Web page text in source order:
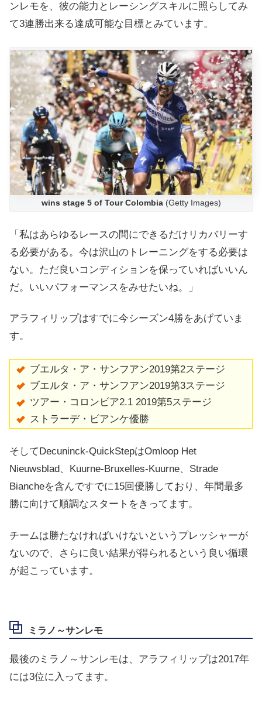
ンレモを、彼の能力とレーシングスキルに照らしてみ
て3連勝出来る達成可能な目標とみています。
wins stage 5 of Tour Colombia(Getty Images)
「私はあらゆるレースの間にできるだけリカバリーす
る必要がある。今は沢山のトレーニングをする必要は
ない。ただ良いコンディションを保っていればいいん
だ。いいパフォーマンスをみせたいね。」
アラフィリップはすでに今シーズン4勝をあげていま
す。
ブエルタ・ア・サンフアン2019第2ステージ
ブエルタ・ア・サンフアン2019第3ステージ
ツアー・コロンビア2.1 2019第5ステージ
ストラーデ・ビアンケ優勝
そしてDecuninck-QuickStepはOmloop Het
Nieuwsblad、Kuurne-Bruxelles-Kuurne、Strade
Biancheを含んですでに15回優勝しており、年間最多
勝に向けて順調なスタートをきってます。
チームは勝たなければいけないというプレッシャーが
ないので、さらに良い結果が得られるという良い循環
が起こっています。
ミラノ～サンレモ
最後のミラノ～サンレモは、アラフィリップは2017年
には3位に入ってます。